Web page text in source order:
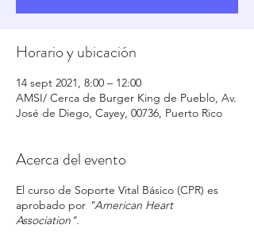
Horario y ubicación
14 sept 2021, 8:00 – 12:00
AMSI/ Cerca de Burger King de Pueblo, Av.
José de Diego, Cayey, 00736, Puerto Rico
Acerca del evento
El curso de Soporte Vital Básico (CPR) es
aprobado por "American Heart
Association".